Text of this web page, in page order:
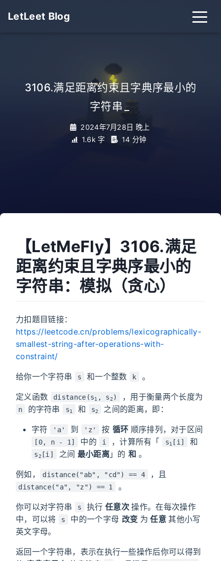
LetLeet Blog
3106.满足距离约束且字典序最小的
字符串 _
2024年7月28日 晚上
1.6k 字
14 分钟
【LetMeFly】3106.满足
距离约束且字典序最小的
字符串：模拟（贪心）
力扣题目链接：
https://leetcode.cn/problems/lexicographically-
smallest-string-after-operations-with-
constraint/
给你一个字符串 s 和一个整数 k 。
定义函数 distance(s1 , s2 ) ，用于衡量两个长度为
n 的字符串 s1 和 s2 之间的距离，即：
字符 'a' 到 'z' 按 循环 顺序排列，对于区间
[0, n - 1] 中的 i ，计算所有「 s1 [i] 和
s2 [i] 之间 最小距离 」的和 。
例如， distance("ab", "cd") == 4 ，且
distance("a", "z") == 1 。
你可以对字符串 s 执行 任意次操作。在每次操作
中，可以将
s 中的一个字母 改变 为 任意其他小写
英文字母。
返回一个字符串，表示在执行一些操作后你可以得到